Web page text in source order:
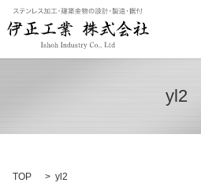
yl2
TOP yl2